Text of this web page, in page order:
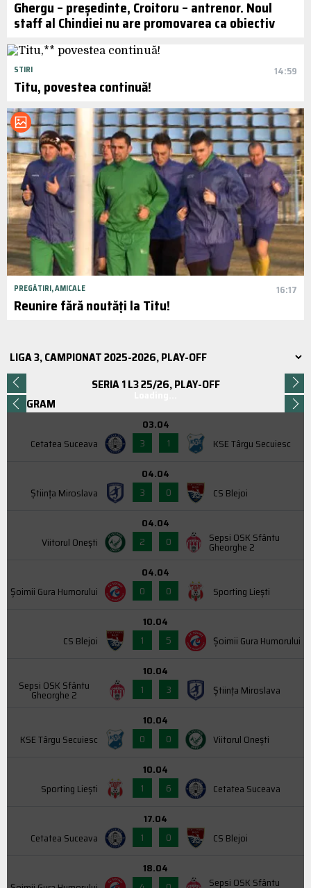
Ghergu – președinte, Croitoru – antrenor. Noul
staff al Chindiei nu are promovarea ca obiectiv
STIRI 14:59
Titu, povestea continuă!
PREGĂTIRI, AMICALE 16:17
Reunire fără noutăți la Titu!
SERIA 1 L3 25/26, PLAY-OFF
PROGRAM
Cetatea Suceava
03.04
3
1 KSE Târgu Secuiesc
Știința Miroslava
04.04
3
0 CS Blejoi
Viitorul Onești
04.04
2
0 Sepsi OSK Sfântu
Gheorghe 2
Şoimii Gura Humorului
04.04
0
0 Sporting Liești
CS Blejoi
10.04
1
5 Şoimii Gura Humorului
Sepsi OSK Sfântu
Gheorghe 2
10.04
1
3 Știința Miroslava
KSE Târgu Secuiesc
10.04
0
0 Viitorul Onești
Sporting Liești
10.04
1
6 Cetatea Suceava
Cetatea Suceava
17.04
1
0 CS Blejoi
18.04
Sepsi OSK Sfântu